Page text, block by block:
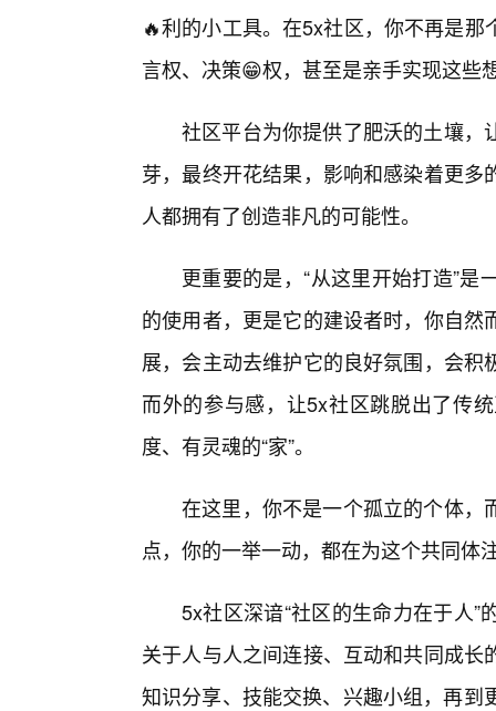
🔥利的小工具。在5x社区，你不再是
言权、决策😁权，甚至是亲手实现这些
社区平台为你提供了肥沃的土壤，
芽，最终开花结果，影响和感染着更
人都拥有了创造非凡的可能性。
更重要的是，“从这里开始打造”
的使用者，更是它的建设者时，你自
展，会主动去维护它的良好氛围，会
而外的参与感，让5x社区跳脱出了传
度、有灵魂的“家”。
在这里，你不是一个孤立的个体，
点，你的一举一动，都在为这个共同体
5x社区深谙“社区的生命力在于人
关于人与人之间连接、互动和共同成
知识分享、技能交换、兴趣小组，再